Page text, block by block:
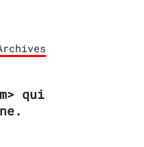
qui